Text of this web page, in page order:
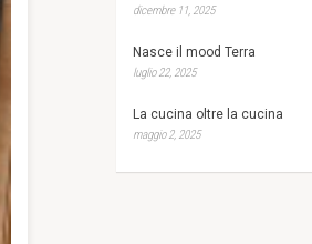
dicembre 11, 2025
Nasce il mood Terra
luglio 22, 2025
La cucina oltre la cucina
maggio 2, 2025